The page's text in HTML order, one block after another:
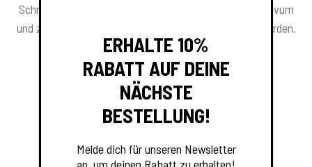
Schmerzlinderung, als Beruhigungsmittel, Antidepressivum
und zur Bekämpfung von Schlaflosigkeit verwendet werden.
Kostenloser Versand für
ERHALTE 10%
RABATT AUF DEINE
NÄCHSTE
BESTELLUNG!
Melde dich für unseren Newsletter